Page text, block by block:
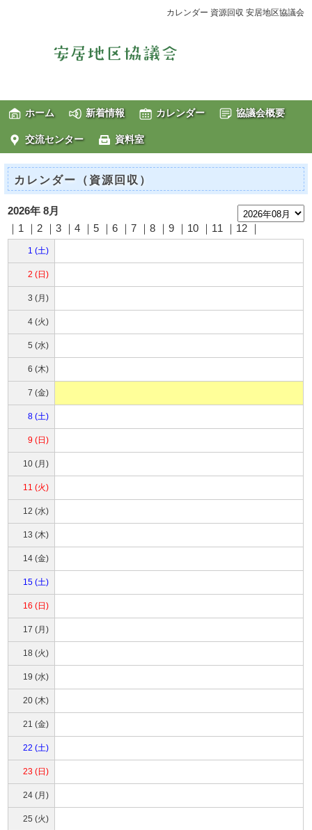
カレンダー 資源回収 安居地区協議会
ホーム 新着情報 カレンダー 協議会概要
交流センター 資料室
カレンダー（資源回収）
2026年 8月
｜1 ｜2 ｜3 ｜4 ｜5 ｜6 ｜7 ｜8 ｜9 ｜10 ｜11 ｜12 ｜
1 (土)
2 (日)
3 (月)
4 (火)
5 (水)
6 (木)
7 (金)
8 (土)
9 (日)
10 (月)
11 (火)
12 (水)
13 (木)
14 (金)
15 (土)
16 (日)
17 (月)
18 (火)
19 (水)
20 (木)
21 (金)
22 (土)
23 (日)
24 (月)
25 (火)